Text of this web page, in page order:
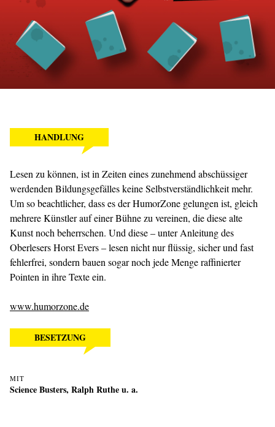
HANDLUNG
Lesen zu können, ist in Zeiten eines zunehmend abschüssiger
werdenden Bildungsgefälles keine Selbstverständlichkeit mehr.
Um so beachtlicher, dass es der HumorZone gelungen ist, gleich
mehrere Künstler auf einer Bühne zu vereinen, die diese alte
Kunst noch beherrschen. Und diese – unter Anleitung des
Oberlesers Horst Evers – lesen nicht nur flüssig, sicher und fast
fehlerfrei, sondern bauen sogar noch jede Menge raffinierter
Pointen in ihre Texte ein.
www.humorzone.de
BESETZUNG
MIT
Science Busters, Ralph Ruthe u. a.